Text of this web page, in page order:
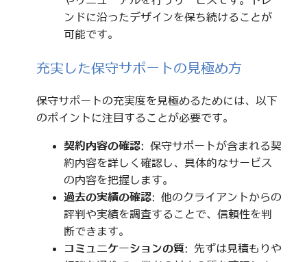
ンドに沿ったデザインを保ち続けることが
可能です。
充実した保守サポートの見極め方
保守サポートの充実度を見極めるためには、以下
のポイントに注目することが必要です。
契約内容の確認: 保守サポートが含まれる契
約内容を詳しく確認し、具体的なサービス
の内容を把握します。
過去の実績の確認: 他のクライアントからの
評判や実績を調査することで、信頼性を判
断できます。
コミュニケーションの質: 先ずは見積もりや